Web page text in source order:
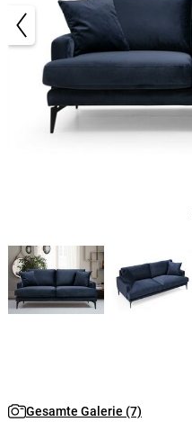
Gesamte Galerie (7)